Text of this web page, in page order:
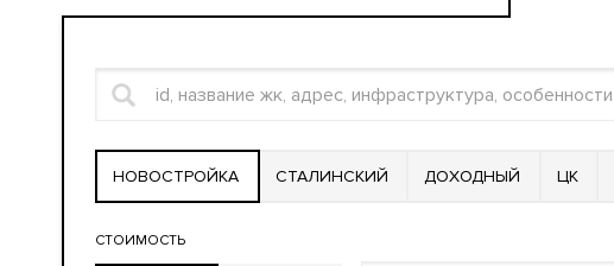
НОВОСТРОЙКА СТАЛИНСКИЙ ДОХОДНЫЙ ЦК
СТОИМОСТЬ